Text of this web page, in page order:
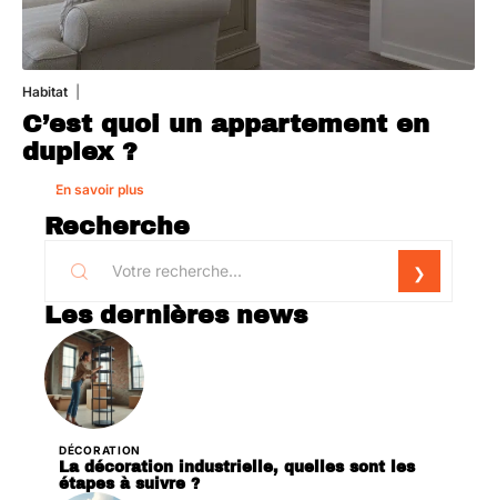
Habitat
C’est quoi un appartement en
duplex ?
En savoir plus
Recherche
Les dernières news
DÉCORATION
La décoration industrielle, quelles sont les
étapes à suivre ?